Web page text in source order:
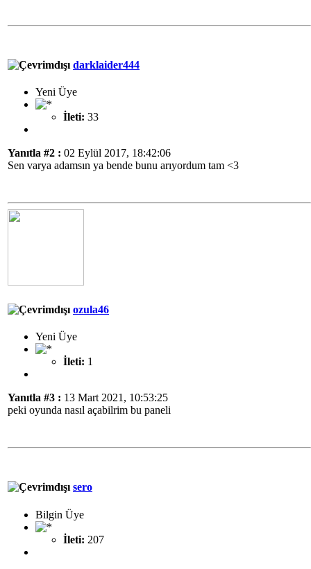
darklaider444
Yeni Üye
İleti: 33
Yanıtla #2 : 02 Eylül 2017, 18:42:06
Sen varya adamsın ya bende bunu arıyordum tam <3
ozula46
Yeni Üye
İleti: 1
Yanıtla #3 : 13 Mart 2021, 10:53:25
peki oyunda nasıl açabilrim bu paneli
sero
Bilgin Üye
İleti: 207